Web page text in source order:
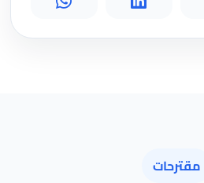
مقترحات